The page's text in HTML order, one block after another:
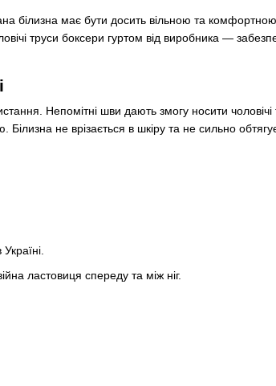
білизна має бути досить вільною та
труси боксери гуртом від виробника —
Непомітні шви дають змогу носити
не врізається в шкіру та не сильно
ластовиця спереду та між ніг.